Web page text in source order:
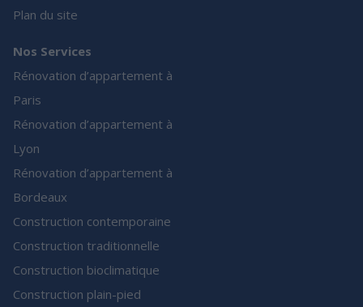
Plan du site
Nos Services
Rénovation d’appartement à
Paris
Rénovation d’appartement à
Lyon
Rénovation d’appartement à
Bordeaux
Construction contemporaine
Construction traditionnelle
Construction bioclimatique
Construction plain-pied